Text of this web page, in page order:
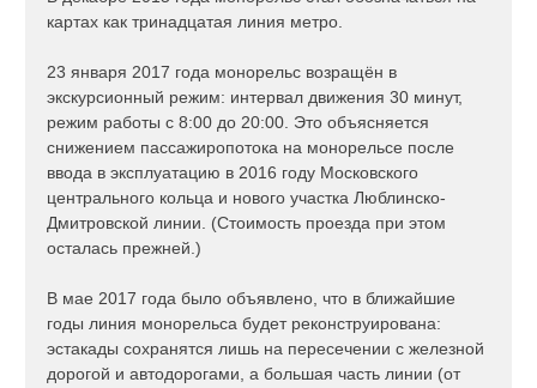
картах как тринадцатая линия метро.
23 января 2017 года монорельс возращён в
экскурсионный режим: интервал движения 30 минут,
режим работы с 8:00 до 20:00. Это объясняется
снижением пассажиропотока на монорельсе после
ввода в эксплуатацию в 2016 году Московского
центрального кольца и нового участка Люблинско-
Дмитровской линии. (Стоимость проезда при этом
осталась прежней.)
В мае 2017 года было объявлено, что в ближайшие
годы линия монорельса будет реконструирована:
эстакады сохранятся лишь на пересечении с железной
дорогой и автодорогами, а большая часть линии (от